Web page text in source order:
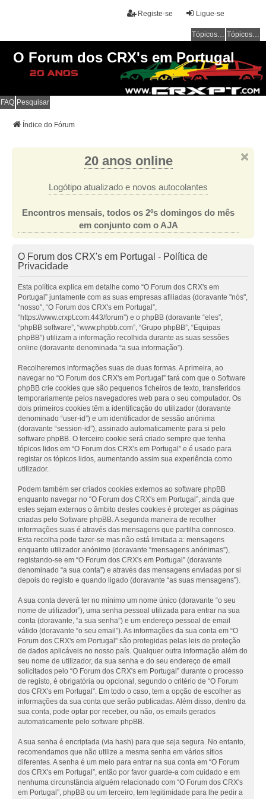
Ligue-se
Registe-se
Tópicos sem resposta Tópicos ativos
O Forum dos CRX's em Portugal
FAQ Pesquisar
Índice do Fórum
20 anos online
Logótipo atualizado e novos autocolantes
Encontros mensais, todos os 2ºs domingos do mês
em conjunto com o AJA
O Forum dos CRX's em Portugal - Política de
Privacidade
Esta política explica em detalhe como “O Forum dos CRX's em
Portugal” juntamente com as suas empresas afiliadas (doravante "nós",
"nosso", “O Forum dos CRX's em Portugal”,
“https://www.crxpt.com:443/forum”) e o phpBB (doravante “eles”,
“phpBB software”, “www.phpbb.com”, “Grupo phpBB”, “Equipas
phpBB”) utilizam a informação recolhida durante as suas sessões
online (doravante denominada “a sua informação”).
Recolheremos informações suas de duas formas. A primeira, ao
navegar no “O Forum dos CRX's em Portugal” fará com que o Software
phpBB crie cookies que são pequenos ficheiros de texto, transferidos
temporariamente pelos navegadores web para o seu computador. Os
dois primeiros cookies têm a identificação do utilizador (doravante
denominado “user-id”) e um identificador de sessão anónima
(doravante “session-id”), assinado automaticamente para si pelo
software phpBB. O terceiro cookie será criado sempre que tenha
tópicos lidos em “O Forum dos CRX's em Portugal” e é usado para
registar os tópicos lidos, aumentando assim sua experiência como
utilizador.
Podem também ser criados cookies externos ao software phpBB
enquanto navegar no “O Forum dos CRX's em Portugal”, ainda que
estes sejam externos o âmbito destes cookies é proteger as páginas
criadas pelo Software phpBB. A segunda maneira de recolher
informações suas é através das mensagens que partilha connosco.
Esta recolha pode fazer-se mas não está limitada a: mensagens
enquanto utilizador anónimo (doravante “mensagens anónimas”),
registando-se em “O Forum dos CRX's em Portugal” (doravante
denominado “a sua conta”) e através das mensagens enviadas por si
depois do registo e quando ligado (doravante “as suas mensagens”).
A sua conta deverá ter no mínimo um nome único (doravante “o seu
nome de utilizador”), uma senha pessoal utilizada para entrar na sua
conta (doravante, “a sua senha”) e um endereço pessoal de email
válido (doravante “o seu email”). As informações da sua conta em “O
Forum dos CRX's em Portugal” são protegidas pelas leis de proteção
de dados aplicáveis no nosso país. Qualquer outra informação além do
seu nome de utilizador, da sua senha e do seu endereço de email
solicitados pelo “O Forum dos CRX's em Portugal” durante o processo
de registo, é obrigatória ou opcional, segundo o critério de “O Forum
dos CRX's em Portugal”. Em todo o caso, tem a opção de escolher as
informações da sua conta que serão publicadas. Além disso, dentro da
sua conta, pode optar por receber, ou não, os emails gerados
automaticamente pelo software phpBB.
A sua senha é encriptada (via hash) para que seja segura. No entanto,
recomendamos que não utilize a mesma senha em vários sítios
diferentes. A senha é um meio para entrar na sua conta em “O Forum
dos CRX's em Portugal”, então por favor guarde-a com cuidado e em
nenhuma circunstância alguém relacionado com “O Forum dos CRX's
em Portugal”, phpBB ou um terceiro, tem legitimidade para lhe pedir a